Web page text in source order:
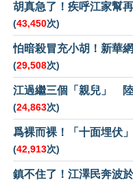
胡真急了！疾呼江家幫
(43,450次)
怕暗殺冒充小胡！新華
(29,508次)
江過繼三個「親兒」
(24,863次)
爲裸而裸！「十面埋伏
(42,913次)
鎮不住了！江澤民奔波